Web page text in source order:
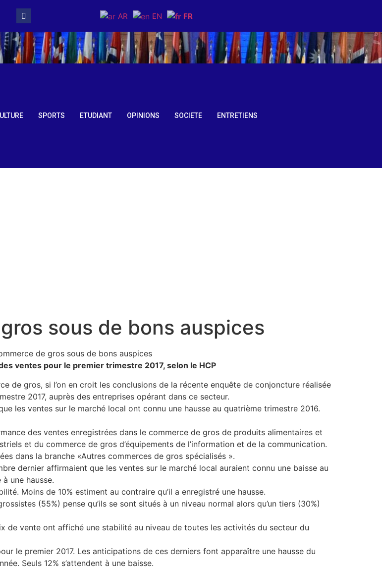
AR EN FR
SPORTS ETUDIANT OPINIONS SOCIETE ENTRETIENS
sous de bons auspices
ventes pour le premier trimestre 2017, selon le HCP
de gros, si l’on en croit les conclusions de la récente enquête de conjoncture réalisée
2017, auprès des entreprises opérant dans ce secteur.
les ventes sur le marché local ont connu une hausse au quatrième trimestre 2016.
des ventes enregistrées dans le commerce de gros de produits alimentaires et
et du commerce de gros d’équipements de l’information et de la communication.
dans la branche «Autres commerces de gros spécialisés ».
dernier affirmaient que les ventes sur le marché local auraient connu une baisse au
une hausse.
Moins de 10% estiment au contraire qu’il a enregistré une hausse.
(55%) pense qu’ils se sont situés à un niveau normal alors qu’un tiers (30%)
de vente ont affiché une stabilité au niveau de toutes les activités du secteur du
le premier 2017. Les anticipations de ces derniers font apparaître une hausse du
Seuls 12% s’attendent à une baisse.